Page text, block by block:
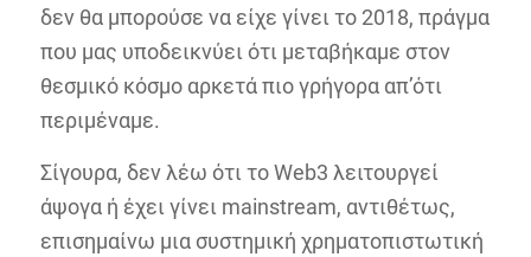
δεν θα μπορούσε να είχε γίνει το 2018, πράγμα
που μας υποδεικνύει ότι μεταβήκαμε στον
θεσμικό κόσμο αρκετά πιο γρήγορα απ’ότι
περιμέναμε.
Σίγουρα, δεν λέω ότι το Web3 λειτουργεί
άψογα ή έχει γίνει mainstream, αντιθέτως,
επισημαίνω μια συστημική χρηματοπιστωτική